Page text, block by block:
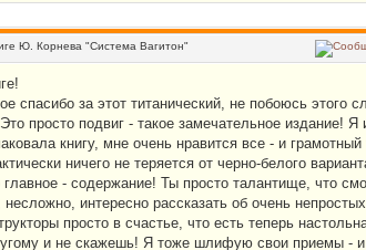
Ю. Корнева "Система Вагитон"
спасибо за этот титанический, не побоюсь этого
просто подвиг - такое замечательное издание!
книгу, мне очень нравится все - и грамотный
ничего не теряется от черно-белого
- содержание! Ты просто талантище, что
несложно, интересно рассказать об очень
просто в счастье, что есть теперь
и не скажешь! Я тоже шлифую свои приемы - и